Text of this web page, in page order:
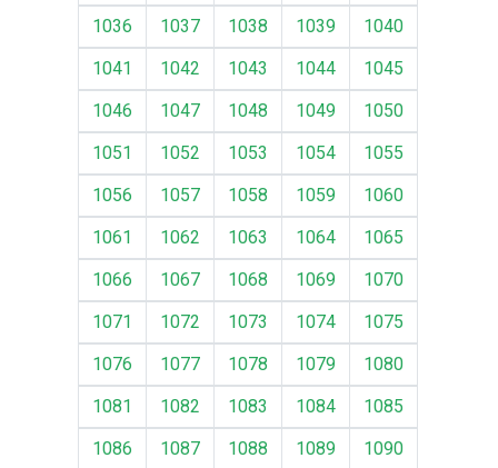
1036
1037 1038 1039
1040
1041
1042 1043 1044
1045
1046
1047 1048 1049
1050
1051
1052 1053 1054
1055
1056
1057 1058 1059
1060
1061
1062 1063 1064
1065
1066
1067 1068 1069
1070
1071
1072 1073 1074
1075
1076
1077 1078 1079
1080
1081
1082 1083 1084
1085
1086
1087 1088 1089 1090